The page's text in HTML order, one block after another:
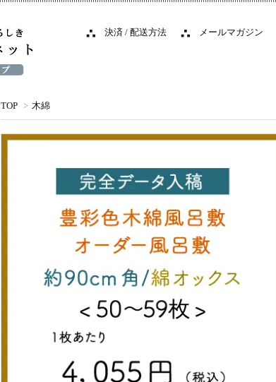
決済 / 配送方法 メールマガジン
TOP > 木綿